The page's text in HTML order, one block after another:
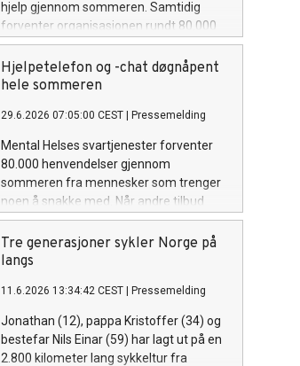
hjelp gjennom sommeren. Samtidig
forventer organisasjonen rundt 80.000
henvendelser til Hjelpetelefonen 116
123 og hjelpechatten.
Hjelpetelefon og -chat døgnåpent
hele sommeren
29.6.2026 07:05:00 CEST Pressemelding
Mental Helses svartjenester forventer
80.000 henvendelser gjennom
sommeren fra mennesker som trenger
noen å snakke med. Når andre tilbud
holder feriestengt, er behovet stort.
Tre generasjoner sykler Norge på
langs
11.6.2026 13:34:42 CEST Pressemelding
Jonathan (12), pappa Kristoffer (34) og
bestefar Nils Einar (59) har lagt ut på en
2.800 kilometer lang sykkeltur fra